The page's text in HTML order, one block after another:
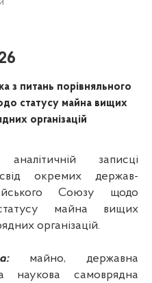
з питань порівняльного
статусу майна вищих
організацій
записці
окремих держав-
Союзу щодо
майна вищих
організацій.
майно, державна
наукова самоврядна